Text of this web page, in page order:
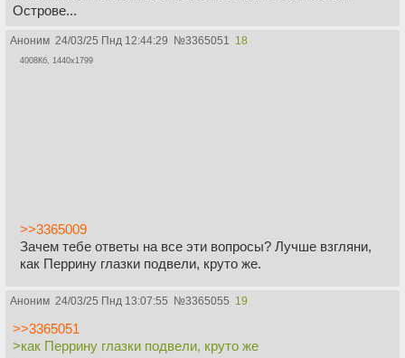
Острове...
Аноним 24/03/25 Пнд 12:44:29 №3365051 18
4008Кб, 1440x1799
>>3365009
Зачем тебе ответы на все эти вопросы? Лучше взгляни,
как Перрину глазки подвели, круто же.
Аноним 24/03/25 Пнд 13:07:55 №3365055 19
>>3365051
>как Перрину глазки подвели, круто же